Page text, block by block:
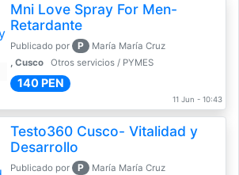
Mni Love Spray For Men-
Retardante
Publicado por P
María María Cruz
, Cusco
Otros servicios / PYMES
140 PEN
11 Jun - 10:43
Testo360 Cusco- Vitalidad y
Desarrollo
Publicado por P
María María Cruz